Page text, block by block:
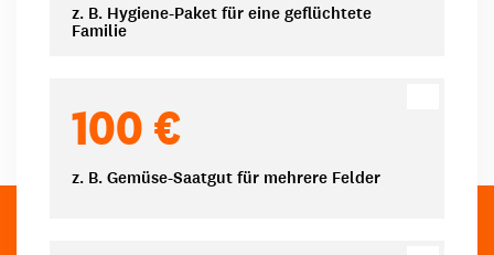
z. B. Hygiene-Paket für eine geflüchtete
Familie
100 €
z. B. Gemüse-Saatgut für mehrere Felder